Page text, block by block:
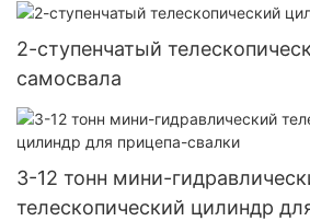
2-ступенчатый
самосвала
3-12 тонн мини-
телескопический цилиндр